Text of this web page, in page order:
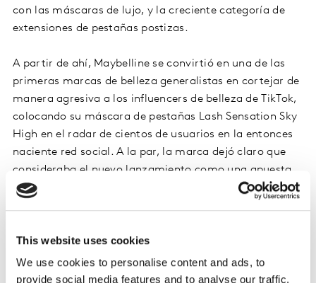
This website uses cookies
We use cookies to personalise content and ads, to
provide social media features and to analyse our traffic.
con las máscaras de lujo, y la creciente categoría de
extensiones de pestañas postizas.
A partir de ahí, Maybelline se convirtió en una de las
primeras marcas de belleza generalistas en cortejar de
manera agresiva a los influencers de belleza de TikTok,
colocando su máscara de pestañas Lash Sensation Sky
High en el radar de cientos de usuarios en la entonces
naciente red social. A la par, la marca dejó claro que
consideraba el nuevo lanzamiento como una apuesta
de lujo, no solo «algo bueno a buen precio». Su objetivo
abiertos a recibir grandes innovaciones a un precio
más accesible.